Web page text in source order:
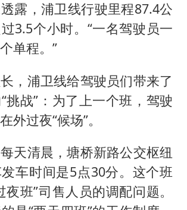
露，浦卫线行驶里程87.4公
3.5个小时。“一名驾驶员一
单程。”
，浦卫线给驾驶员们带来了
挑战”：为了上一个班，驾驶
外过夜“候场”。
天清晨，塘桥新路公交枢纽
车时间是5点30分。这个班
夜班”司售人员的调配问题。